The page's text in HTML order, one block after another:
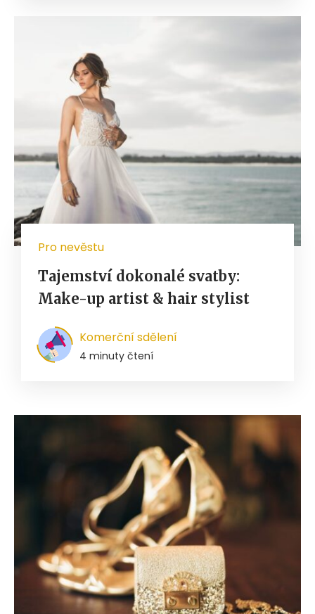
Pro nevěstu
Tajemství dokonalé svatby:
Make-up artist & hair stylist
Komerční sdělení
4 minuty čtení